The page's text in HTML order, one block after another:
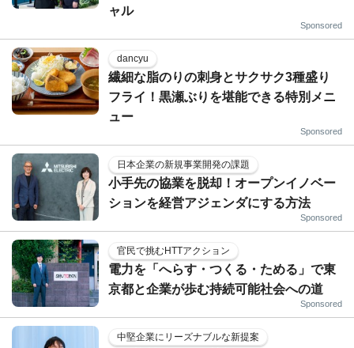
ャル
Sponsored
dancyu
繊細な脂のりの刺身とサクサク3種盛り
フライ！黒瀬ぶりを堪能できる特別メニ
ュー
Sponsored
日本企業の新規事業開発の課題
小手先の協業を脱却！オープンイノベー
ションを経営アジェンダにする方法
Sponsored
官民で挑むHTTアクション
電力を「へらす・つくる・ためる」で東
京都と企業が歩む持続可能社会への道
Sponsored
中堅企業にリーズナブルな新提案